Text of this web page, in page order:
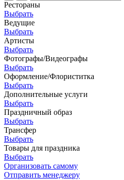
Рестораны
Выбрать
Ведущие
Выбрать
Артисты
Выбрать
Фотографы/Видеографы
Выбрать
Оформление/Флориститка
Выбрать
Дополнительные услуги
Выбрать
Праздничный образ
Выбрать
Трансфер
Выбрать
Товары для праздника
Выбрать
Организовать самому
Отправить менеджеру